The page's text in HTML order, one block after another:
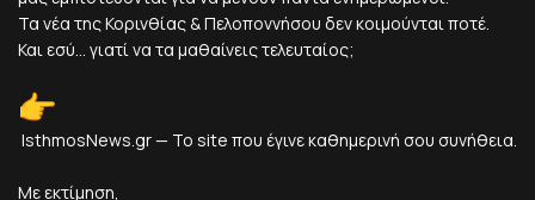
Τα νέα της Κορινθίας & Πελοποννήσου δεν κοιμούνται ποτέ.
Και εσύ... γιατί να τα μαθαίνεις τελευταίος;
IsthmosNews.gr — Το site που έγινε καθημερινή σου συνήθεια.
Με εκτίμηση,